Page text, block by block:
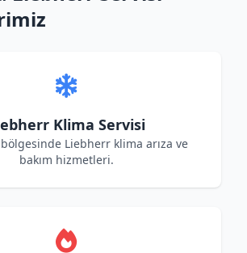
Klima Servisi
Liebherr klima arıza ve
bakım hizmetleri.